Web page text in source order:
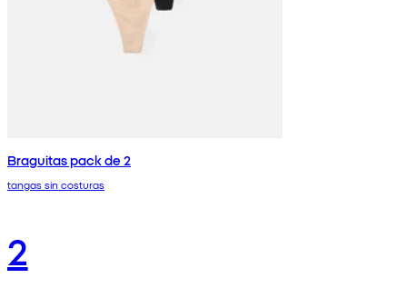
Braguitas pack de 2
tangas sin costuras
2